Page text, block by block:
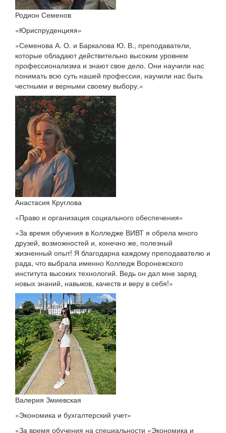
Родион Семенов
«Юриспруденцияя»
«Семенова А. О. и Баркалова Ю. В., преподаватели,
которые обладают действительно высоким уровнем
профессионализма и знают свое дело. Они научили нас
понимать всю суть нашей профессии, научили нас быть
честными и верными своему выбору.»
Анастасия Круглова
«Право и организация социального обеспечения»
«За время обучения в Колледже ВИВТ я обрела много
друзей, возможностей и, конечно же, полезный
жизненный опыт! Я благодарна каждому преподавателю и
рада, что выбрала именно Колледж Воронежского
института высоких технологий. Ведь он дал мне заряд
новых знаний, навыков, качеств и веру в себя!»
Валерия Змиевская
«Экономика и бухгалтерский учет»
«За время обучения на специальности «Экономика и